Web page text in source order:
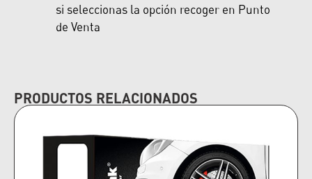
si seleccionas la opción recoger en Punto
de Venta
PRODUCTOS RELACIONADOS